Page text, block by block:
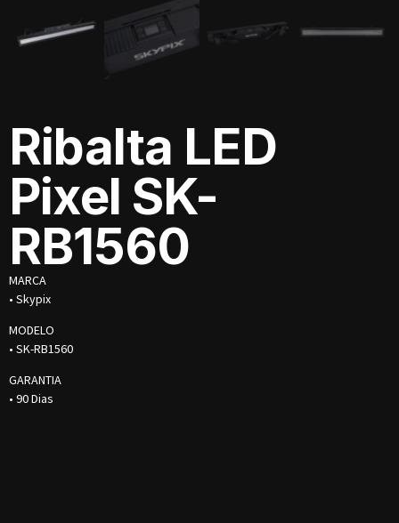
Ribalta LED
Pixel SK-
RB1560
MARCA
• Skypix
MODELO
• SK-RB1560
GARANTIA
• 90 Dias